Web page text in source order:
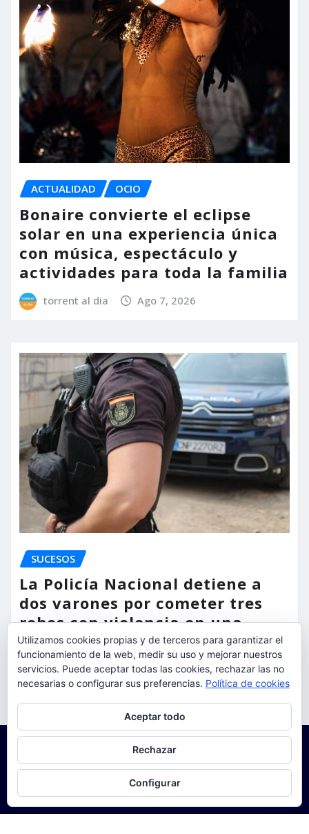
ACTUALIDAD OCIO
Bonaire convierte el eclipse
solar en una experiencia única
con música, espectáculo y
actividades para toda la familia
torrent al dia Ago 7, 2026
SUCESOS
La Policía Nacional detiene a
dos varones por cometer tres
robos con violencia en una
misma mañana
torrent al dia Ago 7, 2026
Utilizamos cookies propias y de terceros para garantizar el
funcionamiento de la web, medir su uso y mejorar nuestros
servicios. Puede aceptar todas las cookies, rechazar las no
necesarias o configurar sus preferencias. Política de cookies
Aceptar todo
Rechazar
Configurar
Para obtener más información, incluido cómo gestionar las cookies,